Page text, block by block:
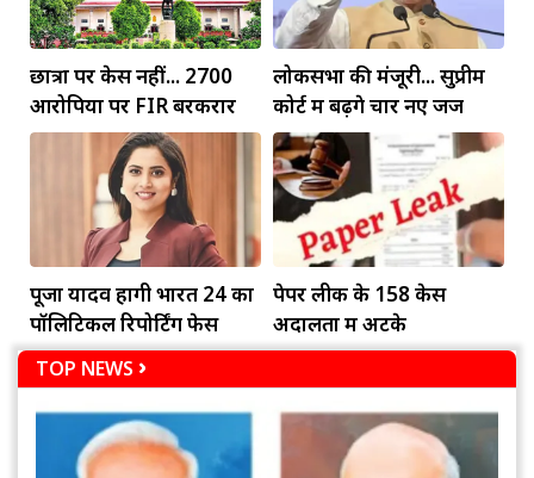
छात्रों पर केस नहीं... 2700
आरोपियों पर FIR बरकरार
लोकसभा की मंजूरी... सुप्रीम
कोर्ट में बढ़ेंगे चार नए जज
पूजा यादव होंगी भारत 24 का
पॉलिटिकल रिपोर्टिंग फेस
पेपर लीक के 158 केस
अदालतों में अटके
TOP NEWS